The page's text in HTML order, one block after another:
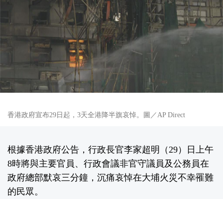
香港政府宣布29日起，3天全港降半旗哀悼。圖／AP Direct
根據香港政府公告，行政長官李家超明（29）日上午
8時將與主要官員、行政會議非官守議員及公務員在
政府總部默哀三分鐘，沉痛哀悼在大埔火災不幸罹難
的民眾。